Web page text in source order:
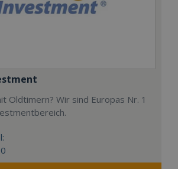
Oldtimern? Wir sind Europas Nr. 1